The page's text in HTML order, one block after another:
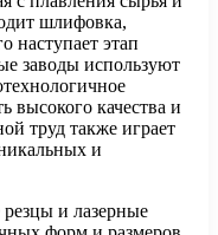
шлифовка,
наступает этап
заводы используют
высокого качества и
труд также играет
и
и лазерные